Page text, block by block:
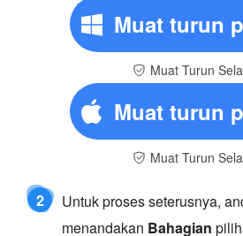
Muat turun
Muat Turun
Muat turun
Muat Turun
2
Untuk proses seterusnya,
menandakan Bahagian